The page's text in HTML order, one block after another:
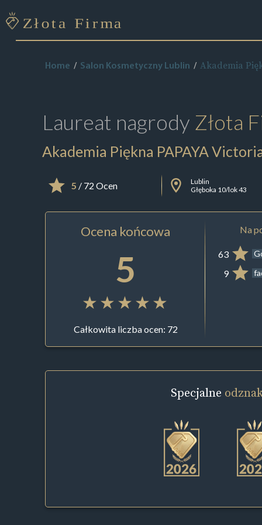
Home Salon Kosmetyczny Lublin Akademia
Laureat nagrody Złota
Akademia Piękna PAPAYA
5 / 72 Ocen
Lublin
Głęboka 10/lok 43
Ocena końcowa
5
Całkowita liczba ocen: 72
Na
63
9
Specjalne